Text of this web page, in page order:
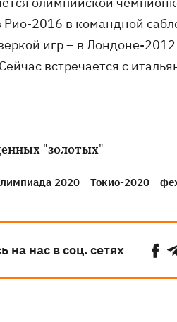
2016 в командной
игр – в Лондоне-
встречается с
"золотых"
2020 Токио-2020
на нас в соц. сетях